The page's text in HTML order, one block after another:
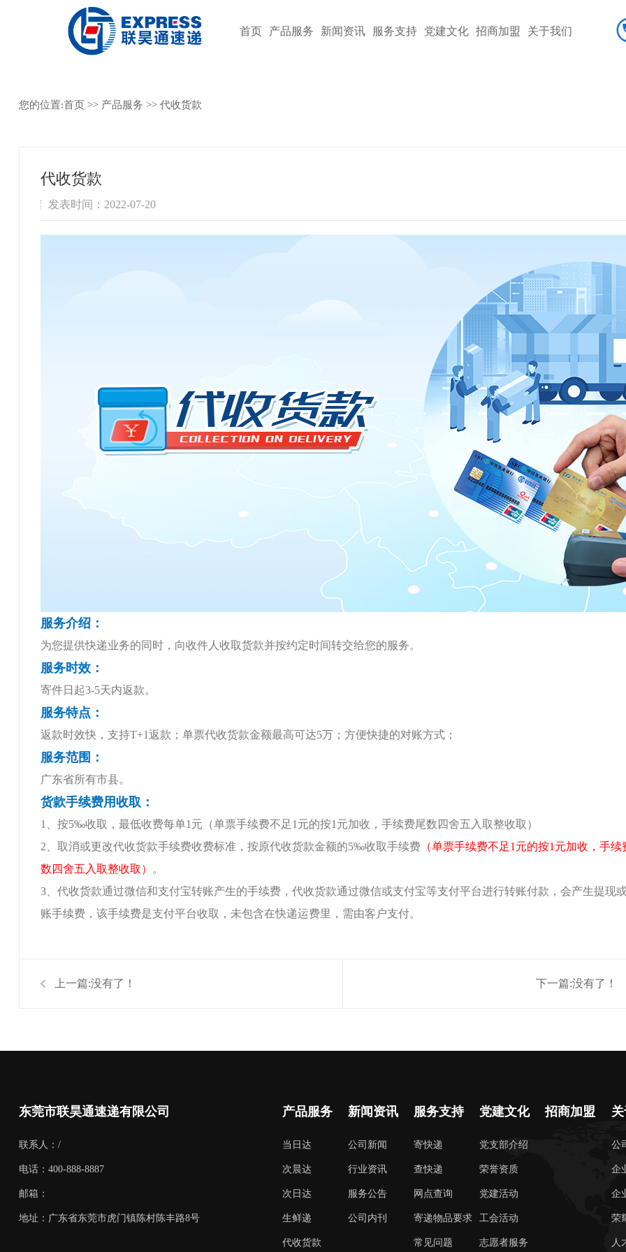
首页 产品服务 新闻资讯 服务支持 党建文化 招商加盟 关于我们
您的位置:首页>> 产品服务 >> 代收货款
代收货款
发表时间：2022-07-20
服务介绍：
为您提供快递业务的同时，向收件人收取货款并按约定时间转交给您的服务。
服务时效：
寄件日起3-5天内返款。
服务特点：
返款时效快，支持T+1返款；单票代收货款金额最高可达5万；方便快捷的对账方式；
服务范围：
广东省所有市县。
货款手续费用收取：
1、按5‰收取，最低收费每单1元（单票手续费不足1元的按1元加收，手续费尾数四舍五入取整收取）
2、取消或更改代收货款手续费收费标准，按原代收货款金额的5‰收取手续费（单票手续费不足1元的按1元加收，手续
数四舍五入取整收取）
。
3、代收货款通过微信和支付宝转账产生的手续费，代收货款通过微信或支付宝等支付平台进行转账付款，会产生提现
账手续费，该手续费是支付平台收取，未包含在快递运费里，需由客户支付。
上一篇:没有了！ 下一篇:没有了！
东莞市联昊通速递有限公司
联系人：/
电话：400-888-8887
邮箱：
地址：广东省东莞市虎门镇陈村陈丰路8号
产品服务
当日达
次晨达
次日达
生鲜递
代收货款
新闻资讯
公司新闻
行业资讯
服务公告
公司内刊
服务支持
寄快递
查快递
网点查询
寄递物品要求
常见问题
党建文化
党支部介绍
荣誉资质
党建活动
工会活动
志愿者服务
招商加盟
公
企
企
荣
人